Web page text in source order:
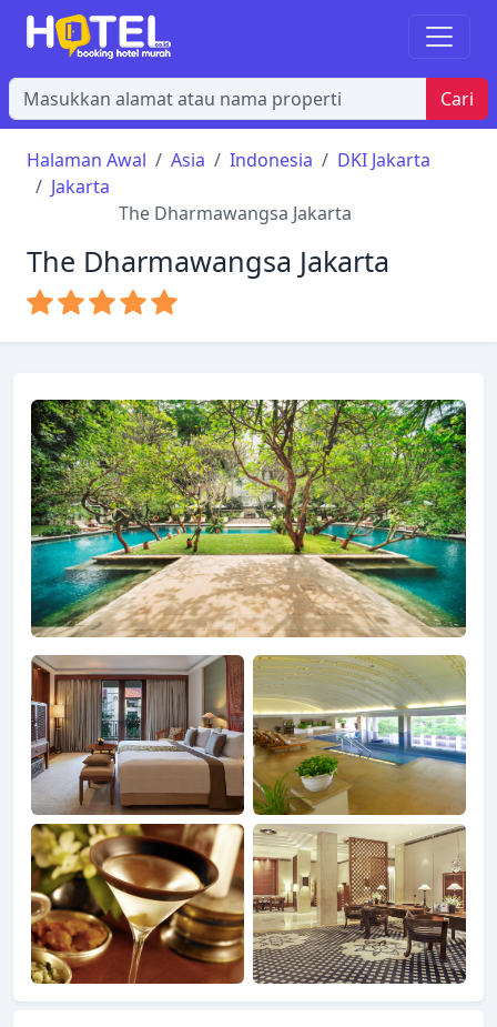
Cari
Halaman Awal Asia Indonesia
DKI Jakarta
Jakarta
The Dharmawangsa Jakarta
The Dharmawangsa Jakarta